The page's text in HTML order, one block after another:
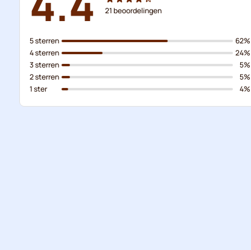
21beoordelingen
5 sterren
4 sterren
3 sterren
2 sterren
1 ster
62%
24%
5%
5%
4%